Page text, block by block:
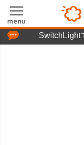
SwitchLight
「つぶやき」の使